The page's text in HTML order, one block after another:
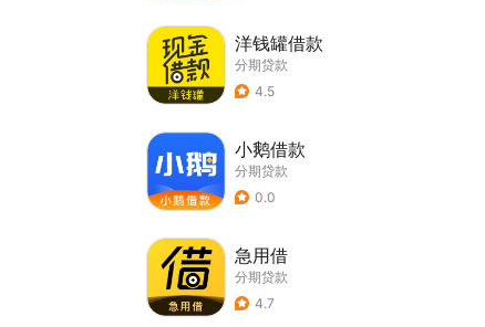
洋钱罐借款
分期贷款
4.5
小鹅借款
分期贷款
0.0
急用借
分期贷款
4.7